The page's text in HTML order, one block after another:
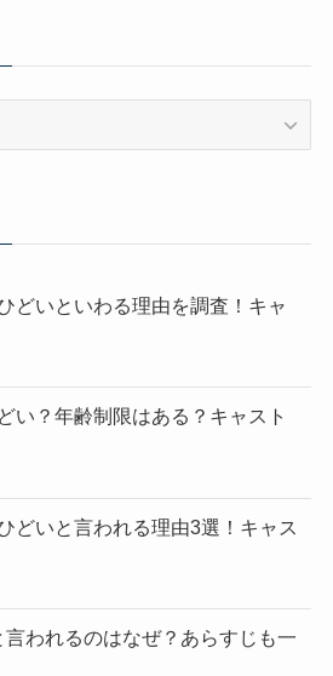
どいといわる理由を調査！キャ
い？年齢制限はある？キャスト
どいと言われる理由3選！キャス
われるのはなぜ？あらすじも一